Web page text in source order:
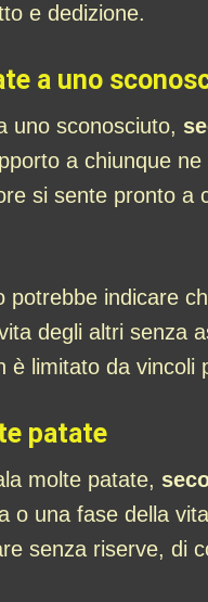
e dedizione.
a uno
uno sconosciuto,
a chiunque
si sente pronto
potrebbe indicare
degli altri senza
è limitato da vincoli
patate
molte patate,
o una fase della
senza riserve, di